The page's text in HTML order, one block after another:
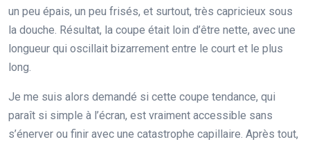
un peu épais, un peu frisés, et surtout, très capricieux sous
la douche. Résultat, la coupe était loin d’être nette, avec une
longueur qui oscillait bizarrement entre le court et le plus
long.
Je me suis alors demandé si cette coupe tendance, qui
paraît si simple à l’écran, est vraiment accessible sans
s’énerver ou finir avec une catastrophe capillaire. Après tout,